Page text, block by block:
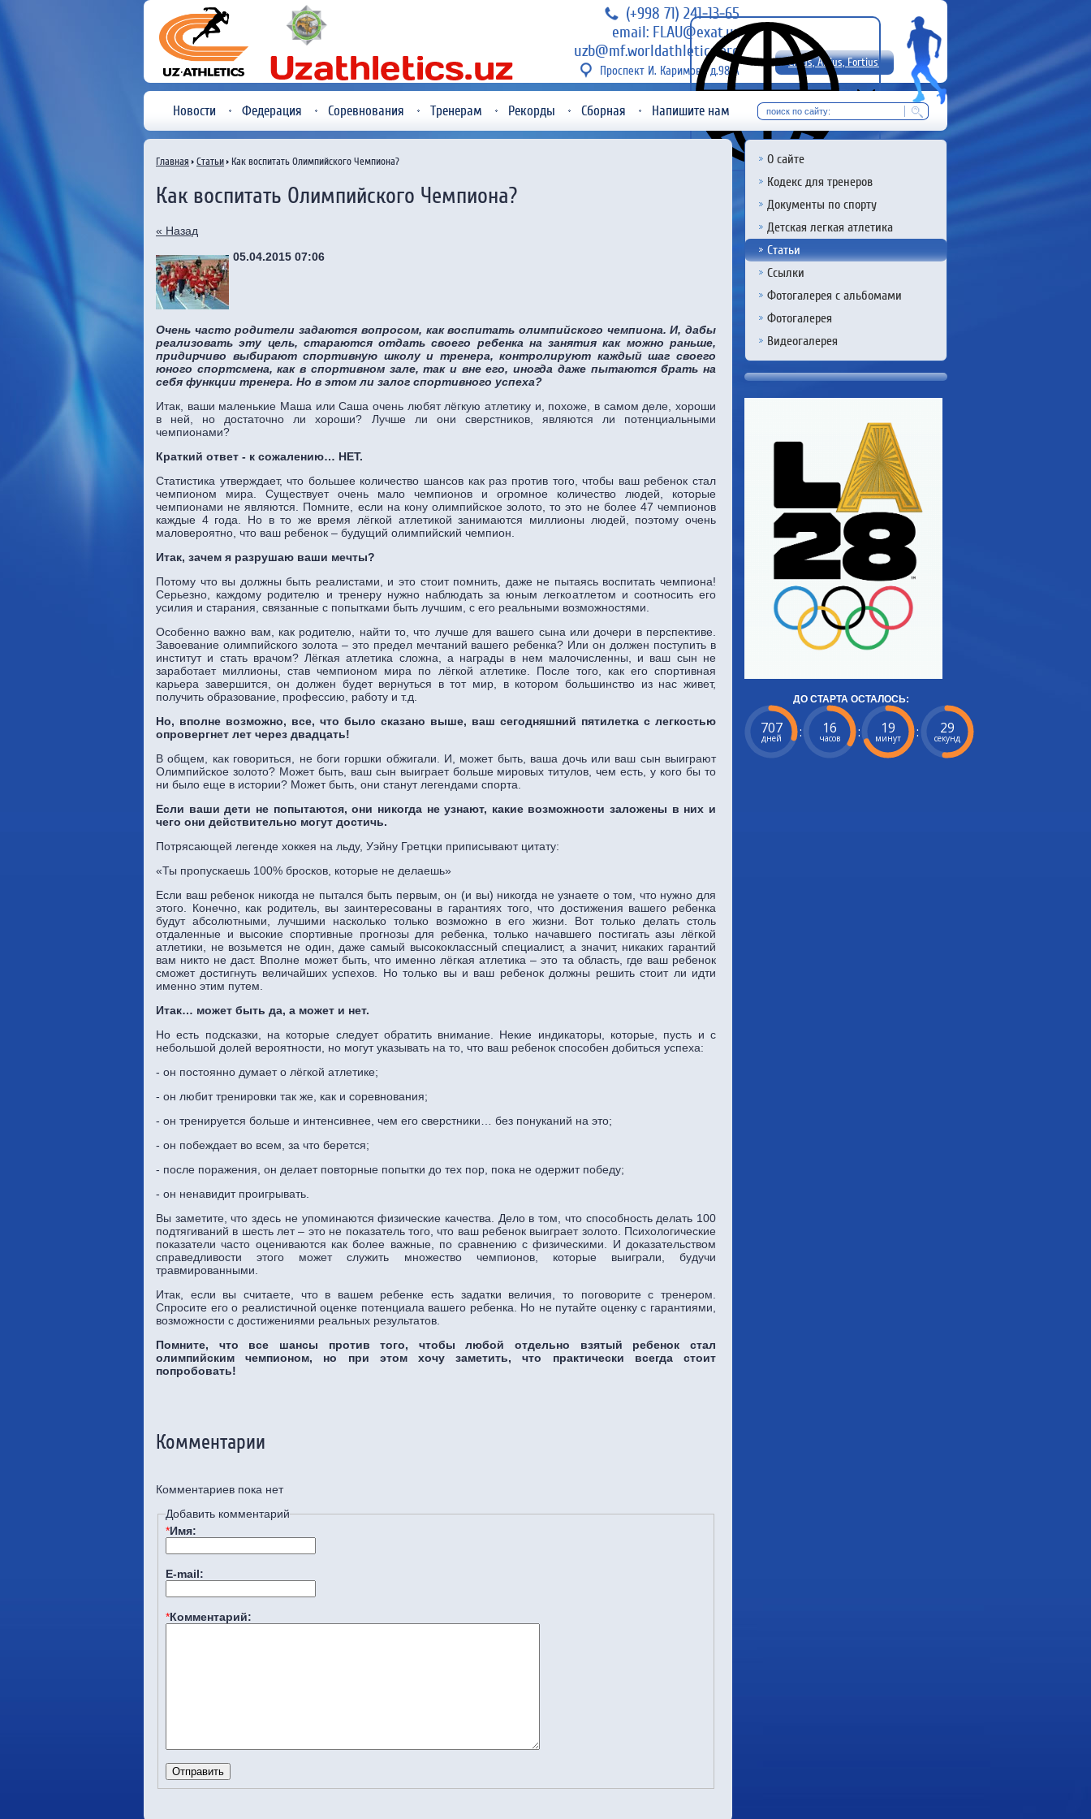
(+998 71) 241-13-65
email: FLAU@exat.uz
uzb@mf.worldathletics.org
Проспект И. Каримова д.98 А
Citius, Altius, Fortius!
RU
Новости Федерация Соревнования Тренерам Рекорды Сборная Напишите нам
О сайте
Кодекс для тренеров
Документы по спорту
Детская легкая атлетика
Статьи
Ссылки
Фотогалерея с альбомами
Фотогалерея
Видеогалерея
ДО СТАРТА ОСТАЛОСЬ:
707
дней : 16
часов : 19
минут : 28
секунд
Главная Статьи Как воспитать Олимпийского Чемпиона?
Как воспитать Олимпийского Чемпиона?
« Назад
05.04.2015 07:06
Очень часто родители задаются вопросом, как воспитать олимпийского чемпиона. И, дабы
реализовать эту цель, стараются отдать своего ребенка на занятия как можно раньше,
придирчиво выбирают спортивную школу и тренера, контролируют каждый шаг своего
юного спортсмена, как в спортивном зале, так и вне его, иногда даже пытаются брать на
себя функции тренера. Но в этом ли залог спортивного успеха?
Итак, ваши маленькие Маша или Саша очень любят лёгкую атлетику и, похоже, в самом деле, хороши
в ней, но достаточно ли хороши? Лучше ли они сверстников, являются ли потенциальными
чемпионами?
Краткий ответ - к сожалению… НЕТ.
Статистика утверждает, что большее количество шансов как раз против того, чтобы ваш ребенок стал
чемпионом мира. Существует очень мало чемпионов и огромное количество людей, которые
чемпионами не являются. Помните, если на кону олимпийское золото, то это не более 47 чемпионов
каждые 4 года. Но в то же время лёгкой атлетикой занимаются миллионы людей, поэтому очень
маловероятно, что ваш ребенок – будущий олимпийский чемпион.
Итак, зачем я разрушаю ваши мечты?
Потому что вы должны быть реалистами, и это стоит помнить, даже не пытаясь воспитать чемпиона!
Серьезно, каждому родителю и тренеру нужно наблюдать за юным легкоатлетом и соотносить его
усилия и старания, связанные с попытками быть лучшим, с его реальными возможностями.
Особенно важно вам, как родителю, найти то, что лучше для вашего сына или дочери в перспективе.
Завоевание олимпийского золота – это предел мечтаний вашего ребенка? Или он должен поступить в
институт и стать врачом? Лёгкая атлетика сложна, а награды в нем малочисленны, и ваш сын не
заработает миллионы, став чемпионом мира по лёгкой атлетике. После того, как его спортивная
карьера завершится, он должен будет вернуться в тот мир, в котором большинство из нас живет,
получить образование, профессию, работу и т.д.
Но, вполне возможно, все, что было сказано выше, ваш сегодняшний пятилетка с легкостью
опровергнет лет через двадцать!
В общем, как говориться, не боги горшки обжигали. И, может быть, ваша дочь или ваш сын выиграют
Олимпийское золото? Может быть, ваш сын выиграет больше мировых титулов, чем есть, у кого бы то
ни было еще в истории? Может быть, они станут легендами спорта.
Если ваши дети не попытаются, они никогда не узнают, какие возможности заложены в них и
чего они действительно могут достичь.
Потрясающей легенде хоккея на льду, Уэйну Гретцки приписывают цитату:
«Ты пропускаешь 100% бросков, которые не делаешь»
Если ваш ребенок никогда не пытался быть первым, он (и вы) никогда не узнаете о том, что нужно для
этого. Конечно, как родитель, вы заинтересованы в гарантиях того, что достижения вашего ребенка
будут абсолютными, лучшими насколько только возможно в его жизни. Вот только делать столь
отдаленные и высокие спортивные прогнозы для ребенка, только начавшего постигать азы лёгкой
атлетики, не возьмется не один, даже самый высококлассный специалист, а значит, никаких гарантий
вам никто не даст. Вполне может быть, что именно лёгкая атлетика – это та область, где ваш ребенок
сможет достигнуть величайших успехов. Но только вы и ваш ребенок должны решить стоит ли идти
именно этим путем.
Итак… может быть да, а может и нет.
Но есть подсказки, на которые следует обратить внимание. Некие индикаторы, которые, пусть и с
небольшой долей вероятности, но могут указывать на то, что ваш ребенок способен добиться успеха:
- он постоянно думает о лёгкой атлетике;
- он любит тренировки так же, как и соревнования;
- он тренируется больше и интенсивнее, чем его сверстники… без понуканий на это;
- он побеждает во всем, за что берется;
- после поражения, он делает повторные попытки до тех пор, пока не одержит победу;
- он ненавидит проигрывать.
Вы заметите, что здесь не упоминаются физические качества. Дело в том, что способность делать 100
подтягиваний в шесть лет – это не показатель того, что ваш ребенок выиграет золото. Психологические
показатели часто оцениваются как более важные, по сравнению с физическими. И доказательством
справедливости этого может служить множество чемпионов, которые выиграли, будучи
травмированными.
Итак, если вы считаете, что в вашем ребенке есть задатки величия, то поговорите с тренером.
Спросите его о реалистичной оценке потенциала вашего ребенка. Но не путайте оценку с гарантиями,
возможности с достижениями реальных результатов.
Помните, что все шансы против того, чтобы любой отдельно взятый ребенок стал
олимпийским чемпионом, но при этом хочу заметить, что практически всегда стоит
попробовать!
Комментарии
Комментариев пока нет
Добавить комментарий
*Имя:
E-mail:
*Комментарий: